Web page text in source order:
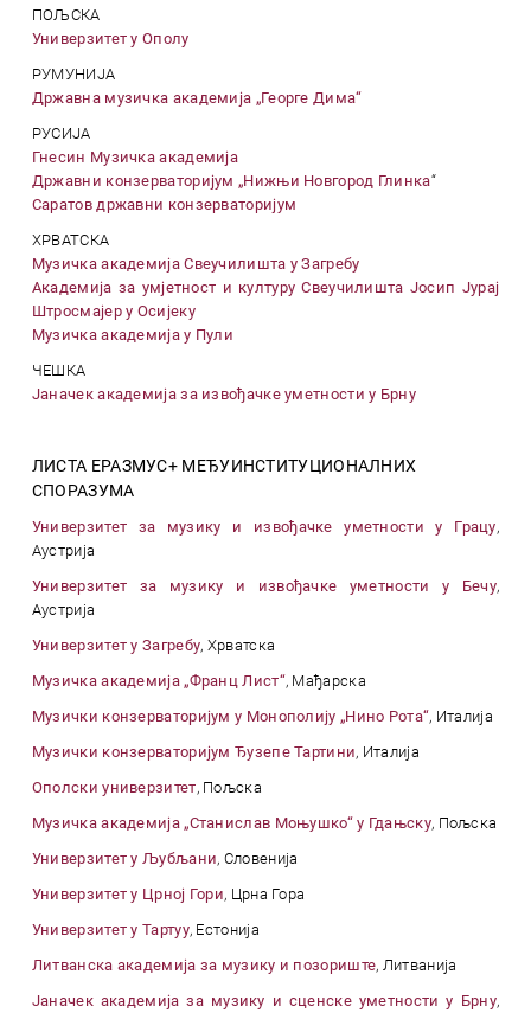
ПОЉСКА
Универзитет у Ополу
РУМУНИЈА
Државна музичка академија „Георге Дима“
РУСИЈА
Гнесин Музичка академија
Државни конзерваторијум „Нижњи Новгород Глинка“
Саратов државни конзерваторијум
ХРВАТСКА
Музичка академија Свеучилишта у Загребу
Академија за умjетност и културу Свеучилишта Јосип Јурај
Штросмајер у Осијеку
Музичка академија у Пули
ЧЕШКА
Јаначек академија за извођачке уметности у Брну
ЛИСТА ЕРАЗМУС+ МЕЂУИНСТИТУЦИОНАЛНИХ
СПОРАЗУМА
Универзитет за музику и извођачке уметности у Грацу,
Аустрија
Универзитет за музику и извођачке уметности у Бечу,
Аустрија
Универзитет у Загребу, Хрватска
Музичка академија „Франц Лист“, Мађарска
Музички конзерваторијум у Монополију „Нино Рота“, Италија
Музички конзерваторијум Ђузепе Тартини, Италија
Ополски универзитет, Пољска
Музичка академија „Станислав Моњушко“ у Гдањску, Пољска
Универзитет у Љубљани, Словенија
Универзитет у Црној Гори, Црна Гора
Универзитет у Тартуу, Естонија
Литванска академија за музику и позориште, Литванија
Јаначек академија за музику и сценске уметности у Брну,